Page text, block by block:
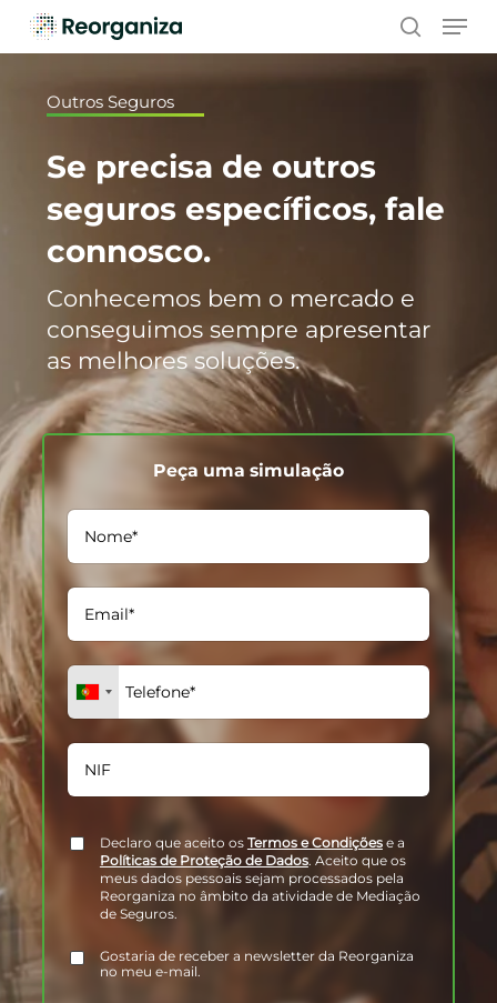
Skip
search
Outros Seguros
Se precisa de outros
seguros específicos, fale
connosco.
Conhecemos bem o mercado e
conseguimos sempre apresentar
as melhores soluções.
Peça uma simulação
Declaro que aceito os Termos e Condiçõese a
Políticas de Proteção de Dados. Aceito que os
meus dados pessoais sejam processados pela
Reorganiza no âmbito da atividade de Mediação
de Seguros.
Gostaria de receber a newsletter da Reorganiza
no meu e-mail.